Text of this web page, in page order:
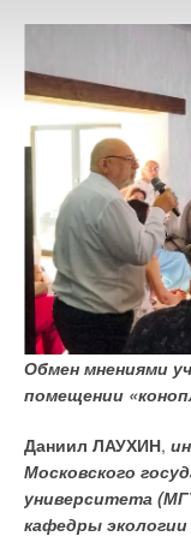
Обмен мнениями
помещении
Даниил ЛАУХИН,
Московского
университета
кафедры